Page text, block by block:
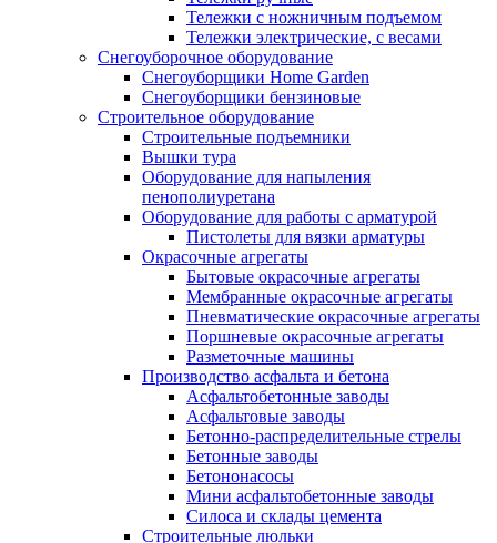
Тележки с ножничным подъемом
Тележки электрические, с весами
Снегоуборочное оборудование
Снегоуборщики Home Garden
Снегоуборщики бензиновые
Строительное оборудование
Cтроительные подъемники
Вышки тура
Оборудование для напыления
пенополиуретана
Оборудование для работы с арматурой
Пистолеты для вязки арматуры
Окрасочные агрегаты
Бытовые окрасочные агрегаты
Мембранные окрасочные агрегаты
Пневматические окрасочные агрегаты
Поршневые окрасочные агрегаты
Разметочные машины
Производство асфальта и бетона
Асфальтобетонные заводы
Асфальтовые заводы
Бетонно-распределительные стрелы
Бетонные заводы
Бетононасосы
Мини асфальтобетонные заводы
Силоса и склады цемента
Строительные люльки